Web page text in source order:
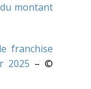
montant
franchise
2025 – ©